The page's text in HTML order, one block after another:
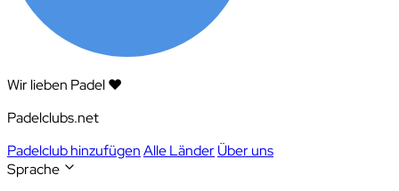
Wir lieben Padel ❤️
Padelclubs.net
Padelclub hinzufügenAlle LänderÜber uns
Sprache